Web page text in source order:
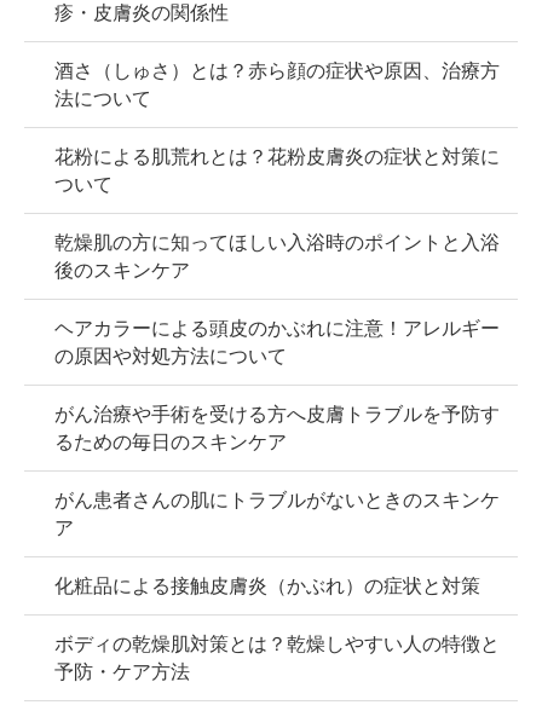
疹・皮膚炎の関係性
酒さ（しゅさ）とは？赤ら顔の症状や原因、治療方
法について
花粉による肌荒れとは？花粉皮膚炎の症状と対策に
ついて
乾燥肌の方に知ってほしい入浴時のポイントと入浴
後のスキンケア
ヘアカラーによる頭皮のかぶれに注意！アレルギー
の原因や対処方法について
がん治療や手術を受ける方へ皮膚トラブルを予防す
るための毎日のスキンケア
がん患者さんの肌にトラブルがないときのスキンケ
ア
化粧品による接触皮膚炎（かぶれ）の症状と対策
ボディの乾燥肌対策とは？乾燥しやすい人の特徴と
予防・ケア方法